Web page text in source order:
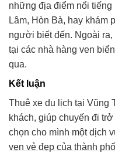
những địa điểm nổi
Lâm, Hòn Bà, hay khám
người biết đến. Ngoài
tại các nhà hàng ven
qua.
Kết luận
Thuê xe du lịch tại Vũng
khách, giúp chuyến đi
chọn cho mình một dịch
vẹn vẻ đẹp của thành